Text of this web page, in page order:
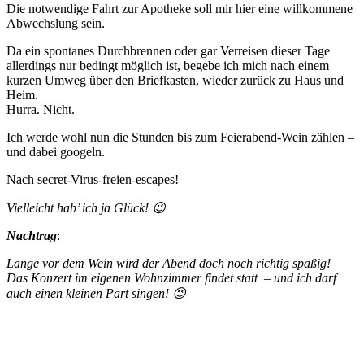
Die notwendige Fahrt zur Apotheke soll mir hier eine willkommene
Abwechslung sein.
Da ein spontanes Durchbrennen oder gar Verreisen dieser Tage
allerdings nur bedingt möglich ist, begebe ich mich nach einem
kurzen Umweg über den Briefkasten, wieder zurück zu Haus und
Heim.
Hurra. Nicht.
Ich werde wohl nun die Stunden bis zum Feierabend-Wein zählen –
und dabei googeln.
Nach secret-Virus-freien-escapes!
Vielleicht hab’ ich ja Glück! 😉
Nachtrag:
Lange vor dem Wein wird der Abend doch noch richtig spaßig!
Das Konzert im eigenen Wohnzimmer findet statt – und ich darf
auch einen kleinen Part singen! 😉